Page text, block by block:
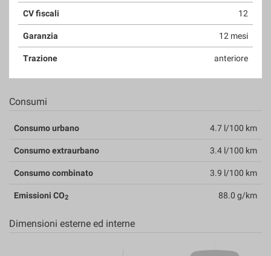
CV fiscali 12
Garanzia 12 mesi
Trazione anteriore
Consumi
Consumo urbano 4.7 l/100 km
Consumo extraurbano 3.4 l/100 km
Consumo combinato 3.9 l/100 km
Emissioni CO2 88.0 g/km
Dimensioni esterne ed interne